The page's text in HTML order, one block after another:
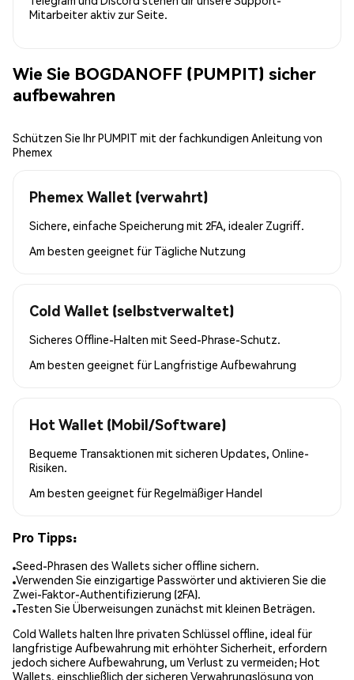
Mitarbeiter aktiv zur Seite.
Wie Sie BOGDANOFF (PUMPIT) sicher
aufbewahren
Schützen Sie Ihr PUMPIT mit der fachkundigen Anleitung von
Phemex
Phemex Wallet (verwahrt)
Sichere, einfache Speicherung mit 2FA, idealer Zugriff.
Am besten geeignet für Tägliche Nutzung
Cold Wallet (selbstverwaltet)
Sicheres Offline-Halten mit Seed-Phrase-Schutz.
Am besten geeignet fürLangfristige Aufbewahrung
Hot Wallet (Mobil/Software)
Bequeme Transaktionen mit sicheren Updates, Online-
Risiken.
Am besten geeignet fürRegelmäßiger Handel
Pro Tipps:
Seed-Phrasen des Wallets sicher offline sichern.
Verwenden Sie einzigartige Passwörter und aktivieren Sie die
Zwei-Faktor-Authentifizierung (2FA).
Testen Sie Überweisungen zunächst mit kleinen Beträgen.
Cold Wallets halten Ihre privaten Schlüssel offline, ideal für
langfristige Aufbewahrung mit erhöhter Sicherheit, erfordern
jedoch sichere Aufbewahrung, um Verlust zu vermeiden; Hot
Wallets, einschließlich der sicheren Verwahrungslösung von